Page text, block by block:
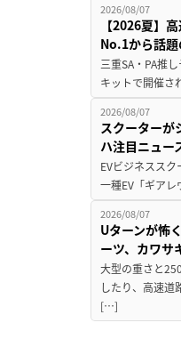
2026/08/07
【2026夏】
No.1から話
三重SA・PA推
キットで開催さ
2026/08/07
スクーターが
ハ注目ニュー
EVビジネスス
一種EV「ギア
2026/08/07
Uターンが怖
ーツ、カワサ
大型の重さと
したり、高速道
[…]